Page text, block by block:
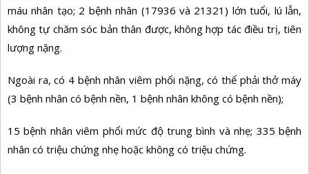
máu nhân tạo; 2 bệnh nhân (17936 và 21321) lớn tuổi, lú lẫn,
không tự chăm sóc bản thân được, không hợp tác điều trị, tiên
lượng nặng.
Ngoài ra, có 4 bệnh nhân viêm phổi nặng, có thể phải thở máy
(3 bệnh nhân có bệnh nền, 1 bệnh nhân không có bệnh nền);
15 bệnh nhân viêm phổi mức độ trung bình và nhẹ; 335 bệnh
nhân có triệu chứng nhẹ hoặc không có triệu chứng.